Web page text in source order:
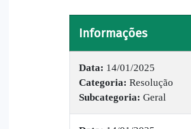
Informações
Data: 14/01/2025
Categoria: Resolução
Subcategoria: Geral